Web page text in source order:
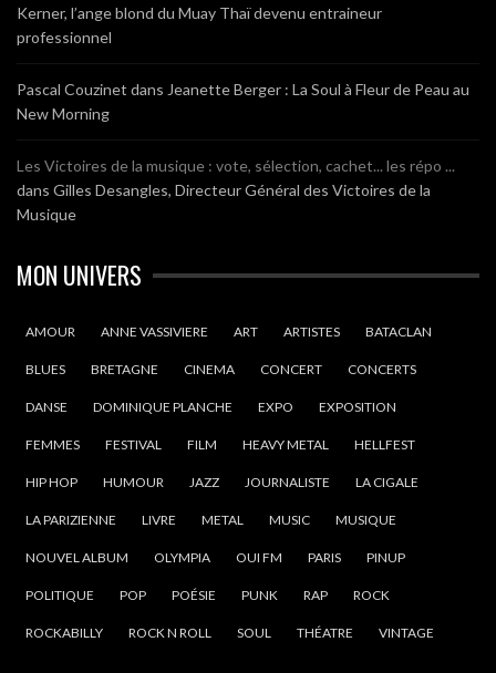
Kerner, l’ange blond du Muay Thaï devenu entraineur
professionnel
Pascal Couzinet dans Jeanette Berger : La Soul à Fleur de Peau au
New Morning
Les Victoires de la musique : vote, sélection, cachet... les répo ...
dans Gilles Desangles, Directeur Général des Victoires de la
Musique
MON UNIVERS
AMOUR ANNE VASSIVIERE ART ARTISTES BATACLAN
BLUES BRETAGNE CINEMA CONCERT CONCERTS
DANSE DOMINIQUE PLANCHE EXPO EXPOSITION
FEMMES FESTIVAL FILM HEAVY METAL HELLFEST
HIP HOP HUMOUR JAZZ JOURNALISTE LA CIGALE
LA PARIZIENNE LIVRE METAL MUSIC MUSIQUE
NOUVEL ALBUM OLYMPIA OUI FM PARIS PINUP
POLITIQUE POP POÉSIE PUNK RAP ROCK
ROCKABILLY ROCK N ROLL SOUL THÉATRE VINTAGE